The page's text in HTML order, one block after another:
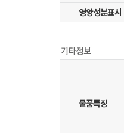
영양성분표시
물품특징